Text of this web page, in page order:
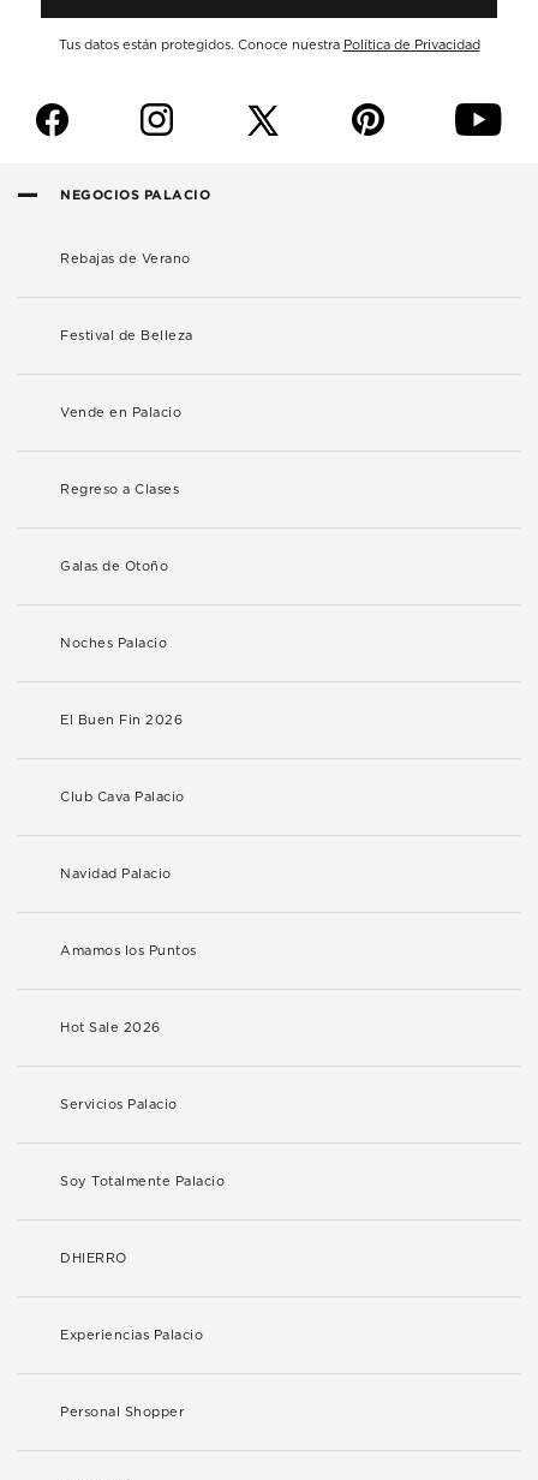
Tus datos están protegidos. Conoce nuestra Política de Privacidad
f i p y
NEGOCIOS PALACIO
Rebajas de Verano
Festival de Belleza
Vende en Palacio
Regreso a Clases
Galas de Otoño
Noches Palacio
El Buen Fin 2026
Club Cava Palacio
Navidad Palacio
Amamos los Puntos
Hot Sale 2026
Servicios Palacio
Soy Totalmente Palacio
DHIERRO
Experiencias Palacio
Personal Shopper